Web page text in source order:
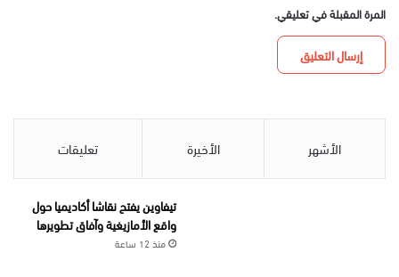
المرة المقبلة في تعليقي.
الأشهر الأخيرة تعليقات
تيفاوين يفتح نقاشا أكاديميا حول
واقع الأمازيغية وآفاق تطويرها
منذ 12 ساعة